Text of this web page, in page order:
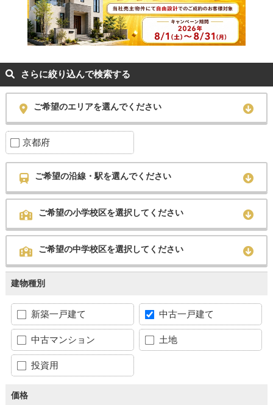
さらに絞り込んで検索する
ご希望のエリアを選んでください
京都府
ご希望の沿線・駅を選んでください
ご希望の小学校区を選択してください
ご希望の中学校区を選択してください
建物種別
新築一戸建て 中古一戸建て
中古マンション 土地
投資用
価格